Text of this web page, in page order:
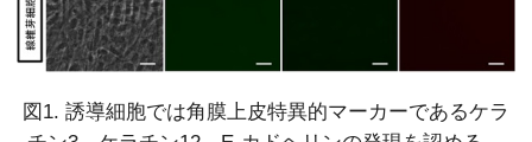
図1. 誘導細胞では角膜上皮特異的マーカーであるケラ